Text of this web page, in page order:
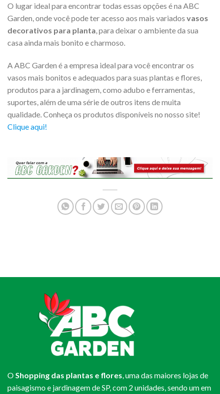
O lugar ideal para encontrar todas essas opções é na ABC
Garden, onde você pode ter acesso aos mais variados vasos
decorativos para planta, para deixar o ambiente da sua
casa ainda mais bonito e charmoso.
A ABC Garden é a empresa ideal para você encontrar os
vasos mais bonitos e adequados para suas plantas e flores,
produtos para a jardinagem, como adubo e ferramentas,
suportes, além de uma série de outros itens de muita
qualidade. Conheça os produtos disponíveis no nosso site!
Clique aqui!
O Shopping das plantas e flores , uma das maiores lojas de
paisagismo e jardinagem de SP, com 2 unidades, sendo um em